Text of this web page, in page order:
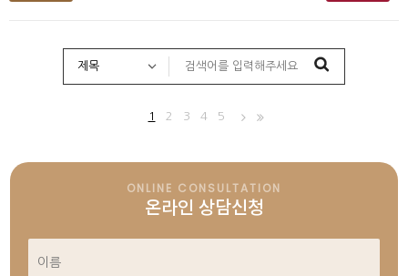
1 2 3 4 5
ONLINE CONSULTATION
온라인 상담신청